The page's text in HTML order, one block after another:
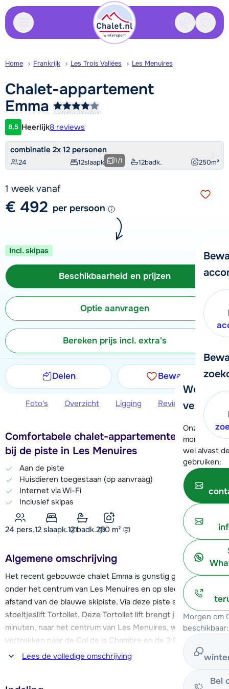
Contact
We
verder!
Onze
moment
wel alvast
gebruiken:
Morgen om
beschikbaar:
Bel
Home Frankrijk Les Trois Vallées Les Menuires
Chalet-appartement
Emma
Klantwaardering
8,5 Heerlijk8 reviews
combinatie 2x 12 personen
24 12slaapk. 12badk. 250m²
1/1
1 week vanaf
€ 492 per persoon
Incl. skipas
Beschikbaarheid en prijzen
Optie aanvragen
Bereken prijs incl. extra's
Delen Bewaren
Foto's Overzicht Ligging Reviews
Comfortabele chalet-appartementen direct
bij de piste in Les Menuires
Aan de piste
Huisdieren toegestaan (op aanvraag)
Internet via Wi-Fi
Inclusief skipas
24 pers.12 slaapk.12 badk.250 m²
Algemene omschrijving
Het recent gebouwde chalet Emma is gunstig gelegen; net
onder het centrum van Les Menuires en op slechts 25 meter
afstand van de blauwe skipiste. Via deze piste ski je naar de
stoeltjeslift Tortollet. Deze Tortollet lift brengt je, in een paar
minuten, naar het centrum van Les Menuires, waar skiliften
vertrekken naar de Col de la Chambre en de 3 Marches.
Hiervandaan kun je verder het Les Trois Vallées skigebied in.
Ook kun je via het centrum naar de Point de la Masse, waar
Lees de volledige omschrijving